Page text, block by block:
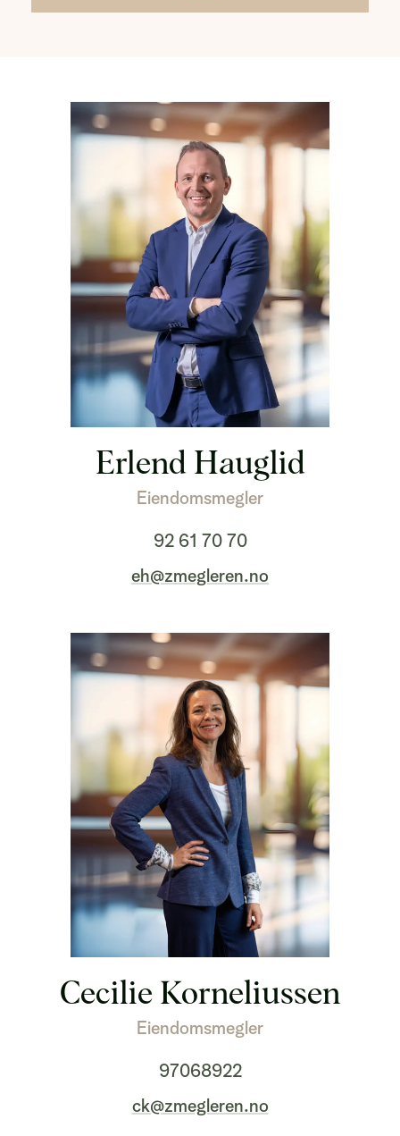
Erlend Hauglid
Eiendomsmegler
92 61 70 70
eh@zmegleren.no
Cecilie Korneliussen
Eiendomsmegler
97068922
ck@zmegleren.no